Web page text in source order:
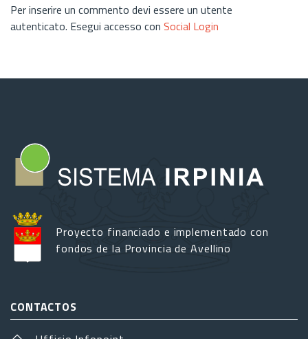
Per inserire un commento devi essere un utente
autenticato. Esegui accesso con Social Login
Proyecto financiado e implementado con
fondos de la Provincia de Avellino
CONTACTOS